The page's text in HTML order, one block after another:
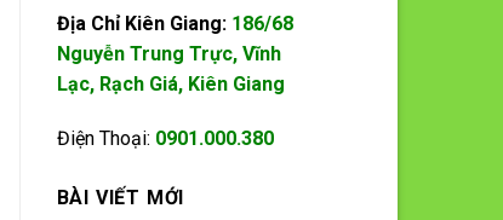
Địa Chỉ Kiên Giang: 186/68
Nguyễn Trung Trực, Vĩnh
Lạc, Rạch Giá, Kiên Giang
Điện Thoại: 0901.000.380
BÀI VIẾT MỚI